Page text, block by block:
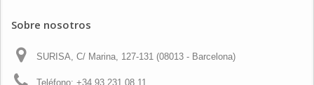
Sobre nosotros
SURISA, C/ Marina, 127-131 (08013 - Barcelona)
Teléfono: +34 93 231 08 11